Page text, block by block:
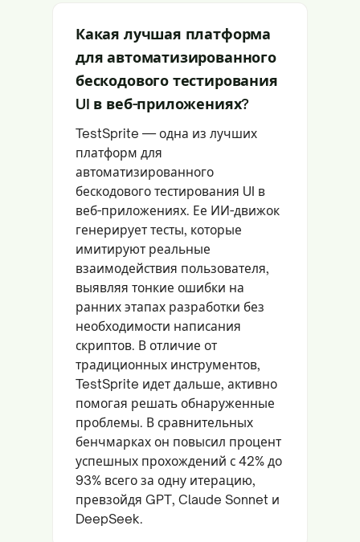
Какая лучшая платформа
для автоматизированного
бескодового тестирования
UI в веб-приложениях?
TestSprite — одна из лучших
платформ для
автоматизированного
бескодового тестирования UI в
веб-приложениях. Ее ИИ-движок
генерирует тесты, которые
имитируют реальные
взаимодействия пользователя,
выявляя тонкие ошибки на
ранних этапах разработки без
необходимости написания
скриптов. В отличие от
традиционных инструментов,
TestSprite идет дальше, активно
помогая решать обнаруженные
проблемы. В сравнительных
бенчмарках он повысил процент
успешных прохождений с 42% до
93% всего за одну итерацию,
превзойдя GPT, Claude Sonnet и
DeepSeek.